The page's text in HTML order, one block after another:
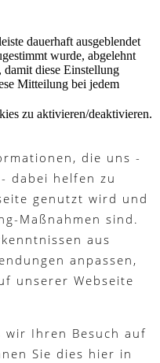
dauerhaft ausgeblendet
wurde, abgelehnt
diese Einstellung
Mitteilung bei jedem
zu aktivieren/deaktivieren.
die uns -
dabei helfen zu
genutzt wird und
Maßnahmen sind.
aus
anpassen,
unserer Webseite
wir Ihren Besuch auf
Sie dies hier in